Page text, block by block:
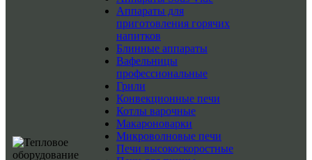
Аппараты для
приготовления горячих
напитков
Блинные аппараты
Вафельницы
профессиональные
Грили
Конвекционные печи
Котлы варочные
Макароноварки
Микроволновые печи
Печи высокоскоростные